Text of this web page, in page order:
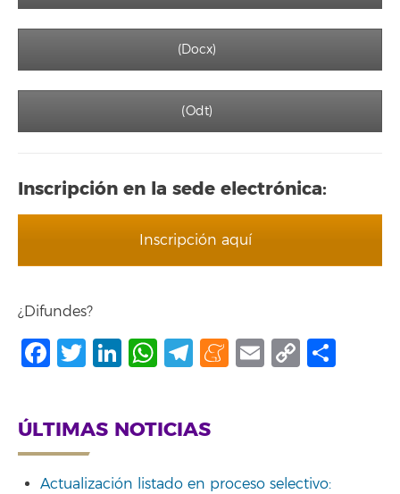
(Docx)
(Odt)
Inscripción en la sede electrónica:
Inscripción aquí
¿Difundes?
Facebook
Twitter
LinkedIn
WhatsApp
Telegram
Meneame
Email
Copy
ÚLTIMAS NOTICIAS
Actualización listado en proceso selectivo: